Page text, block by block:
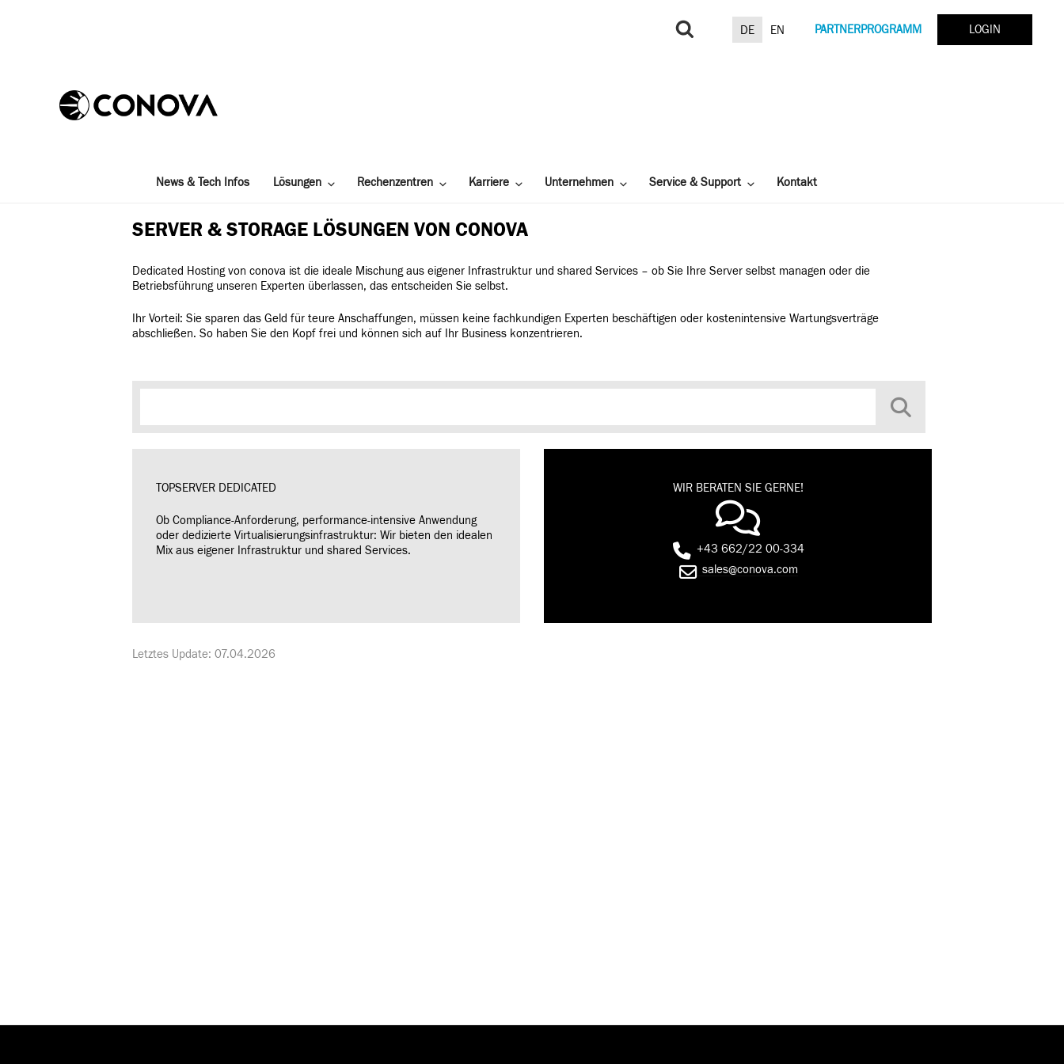
Suchen
DE EN PARTNERPROGRAMM LOGIN
News & Tech Infos Lösungen Rechenzentren Karriere Unternehmen Service & Support Kontakt
SERVER & STORAGE LÖSUNGEN VON CONOVA
Dedicated Hosting von conova ist die ideale Mischung aus eigener Infrastruktur und shared Services – ob Sie Ihre Server selbst managen oder die
Betriebsführung unseren Experten überlassen, das entscheiden Sie selbst.
Ihr Vorteil: Sie sparen das Geld für teure Anschaffungen, müssen keine fachkundigen Experten beschäftigen oder kostenintensive Wartungsverträge
abschließen. So haben Sie den Kopf frei und können sich auf Ihr Business konzentrieren.
TOPSERVER DEDICATED
Ob Compliance-Anforderung, performance-intensive Anwendung
oder dedizierte Virtualisierungsinfrastruktur: Wir bieten den idealen
Mix aus eigener Infrastruktur und shared Services.
WIR BERATEN SIE GERNE!
+43 662/22 00-334
sales@conova.com
Letztes Update: 07.04.2026